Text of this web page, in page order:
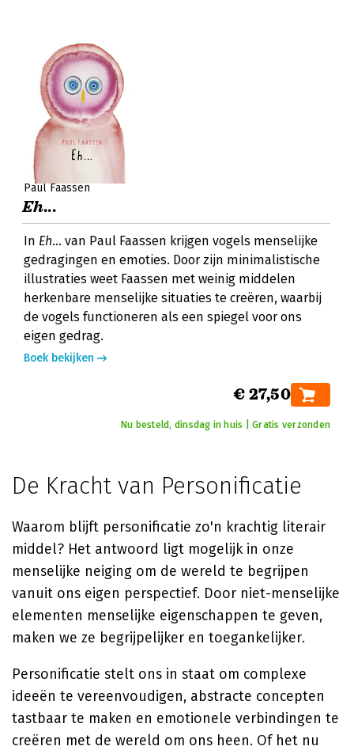
Paul Faassen
Eh...
In Eh... van Paul Faassen krijgen vogels menselijke
gedragingen en emoties. Door zijn minimalistische
illustraties weet Faassen met weinig middelen
herkenbare menselijke situaties te creëren, waarbij
de vogels functioneren als een spiegel voor ons
eigen gedrag.
Boek bekijken
€ 27,50
Nu besteld, dinsdag in huis | Gratis verzonden
De Kracht van Personificatie
Waarom blijft personificatie zo'n krachtig literair
middel? Het antwoord ligt mogelijk in onze
menselijke neiging om de wereld te begrijpen
vanuit ons eigen perspectief. Door niet-menselijke
elementen menselijke eigenschappen te geven,
maken we ze begrijpelijker en toegankelijker.
Personificatie stelt ons in staat om complexe
ideeën te vereenvoudigen, abstracte concepten
tastbaar te maken en emotionele verbindingen te
creëren met de wereld om ons heen. Of het nu